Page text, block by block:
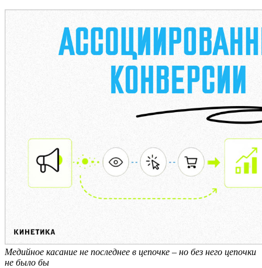
Медийное касание не последнее в цепочке – но без него цепочки
не было бы